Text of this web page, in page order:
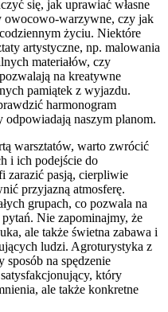
się, jak uprawiać własne
owocowo-warzywne, czy jak
życiu. Niektóre
artystyczne, np. malowania
materiałów, czy
na kreatywne
pamiątek z wyjazdu.
harmonogram
naszym planom.
warsztatów, warto zwrócić
i ich podejście do
zarazić pasją, cierpliwie
przyjazną atmosferę.
grupach, co pozwala na
Nie zapominajmy, że
ale także świetna zabawa i
ludzi. Agroturystyka z
sposób na spędzenie
który
ale także konkretne